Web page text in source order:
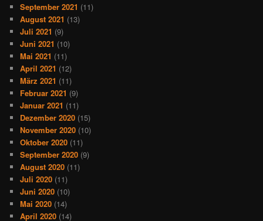
September 2021 (11)
August 2021 (13)
Juli 2021 (9)
Juni 2021 (10)
Mai 2021 (11)
April 2021 (12)
März 2021 (11)
Februar 2021 (9)
Januar 2021 (11)
Dezember 2020 (15)
November 2020 (10)
Oktober 2020 (11)
September 2020 (9)
August 2020 (11)
Juli 2020 (11)
Juni 2020 (10)
Mai 2020 (14)
April 2020 (14)